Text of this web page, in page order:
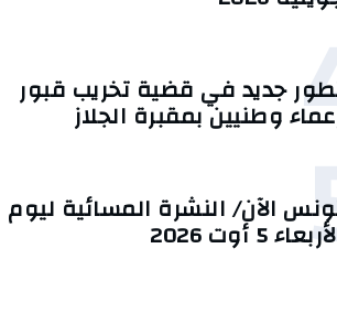
جديد في قضية تخريب قبور
وطنيين بمقبرة الجلاز
الآن/ النشرة المسائية ليوم
5 أوت 2026